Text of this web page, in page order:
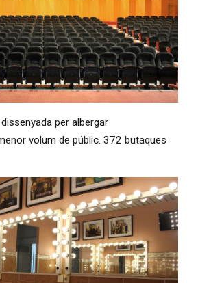
per albergar
volum de públic. 372 butaques